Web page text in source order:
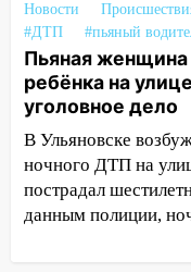
12:17
после ливня
воду
12:12
ДТП с
Федерации
12:01 Пьяная
шестилетнего
Федерации:
Новости
#ДТП
#пьяный
Пьяная женщина
ребёнка на
уголовное дело
В Ульяновске
ночного ДТП на
пострадал
данным полиции,